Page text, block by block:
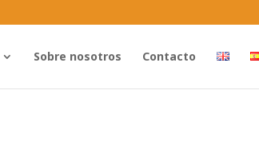
Sobre nosotros Contacto